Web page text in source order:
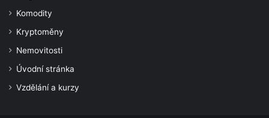
Komodity
Kryptoměny
Nemovitosti
Úvodní stránka
Vzdělání a kurzy